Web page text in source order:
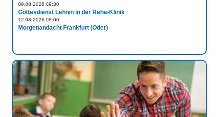
09.08.2026 09:30
Gottesdienst Lehnin in der Reha-Klinik
12.08.2026 08:00
Morgenandacht Frankfurt (Oder)